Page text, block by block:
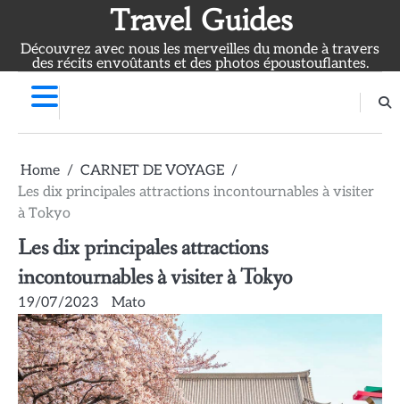
content
Travel Guides
Découvrez avec nous les merveilles du monde à travers
des récits envoûtants et des photos époustouflantes.
Home
CARNET DE VOYAGE
Les dix principales attractions incontournables à visiter
à Tokyo
Les dix principales attractions
incontournables à visiter à Tokyo
19/07/2023 Mato